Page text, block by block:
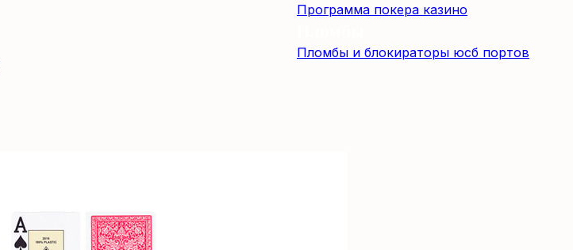
Программа покера казино
Пломбы и блокираторы юсб портов